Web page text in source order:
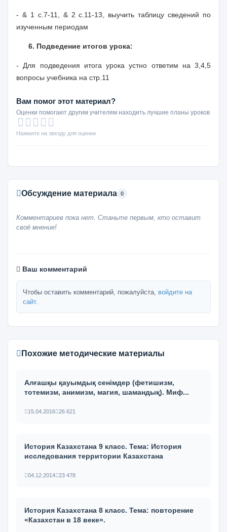
- & 1 с.7-11, & 2 с.11-13, выучить таблицу сведений по
изученным периодам
6. Подведение итогов урока:
- Для подведения итога урока устно ответим на 3,4,5
вопросы учебника на стр.11
Вам помог этот материал?
Оценки помогают другим учителям находить лучшие планы уроков
Нажмите на звезду для оценки
Обсуждение материала 0
Комментариев пока нет. Станьте первым, кто оставит
своё мнение!
Ваш комментарий
Чтобы оставить комментарий, пожалуйста, войдите на
сайт.
Похожие методические материалы
Алғашқы қауымдық сенімдер (фетишизм,
тотемизм, анимизм, магия, шамандық). Миф...
15.04.2016 26 621
История Казахстана 9 класс. Тема: История
исследования территории Казахстана
04.12.2014 23 478
История Казахстана 8 класс. Тема: повторение
«Казахстан в 18 веке».